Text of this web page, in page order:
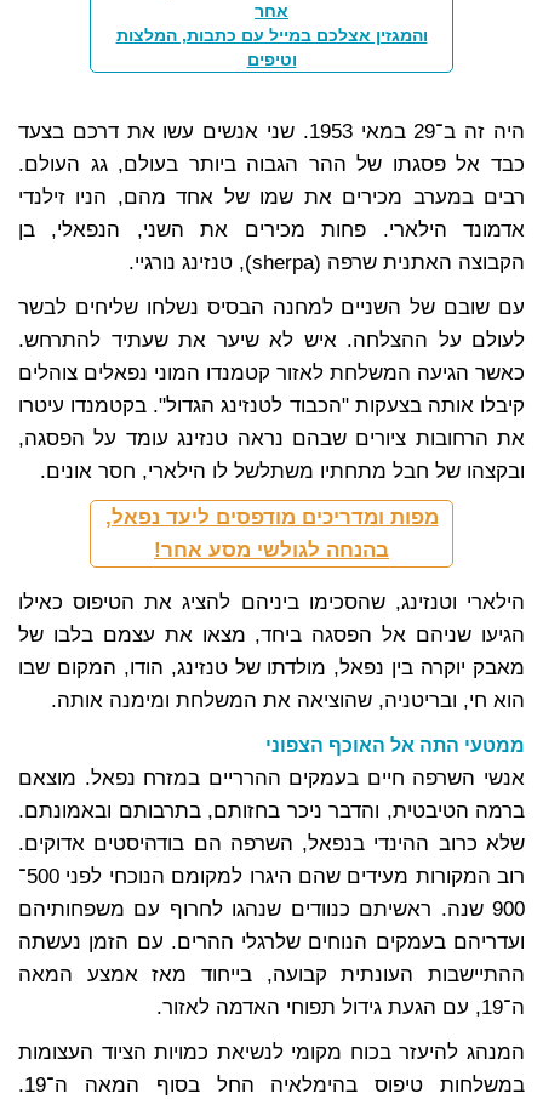
אחר
והמגזין אצלכם במייל עם כתבות, המלצות
וטיפים
היה זה ב־29 במאי 1953. שני אנשים עשו את דרכם בצעד
כבד אל פסגתו של ההר הגבוה ביותר בעולם, גג העולם.
רבים במערב מכירים את שמו של אחד מהם, הניו זילנדי
אדמונד הילארי. פחות מכירים את השני, הנפאלי, בן
הקבוצה האתנית שרפה (sherpa), טנזינג נורגיי.
עם שובם של השניים למחנה הבסיס נשלחו שליחים לבשר
לעולם על ההצלחה. איש לא שיער את שעתיד להתרחש.
כאשר הגיעה המשלחת לאזור קטמנדו המוני נפאלים צוהלים
קיבלו אותה בצעקות "הכבוד לטנזינג הגדול". בקטמנדו עיטרו
את הרחובות ציורים שבהם נראה טנזינג עומד על הפסגה,
ובקצהו של חבל מתחתיו משתלשל לו הילארי, חסר אונים.
מפות ומדריכים מודפסים ליעד נפאל,
בהנחה לגולשי מסע אחר!
הילארי וטנזינג, שהסכימו ביניהם להציג את הטיפוס כאילו
הגיעו שניהם אל הפסגה ביחד, מצאו את עצמם בלבו של
מאבק יוקרה בין נפאל, מולדתו של טנזינג, הודו, המקום שבו
הוא חי, ובריטניה, שהוציאה את המשלחת ומימנה אותה.
ממטעי התה אל האוכף הצפוני
אנשי השרפה חיים בעמקים ההרריים במזרח נפאל. מוצאם
ברמה הטיבטית, והדבר ניכר בחזותם, בתרבותם ובאמונתם.
שלא כרוב ההינדי בנפאל, השרפה הם בודהיסטים אדוקים.
רוב המקורות מעידים שהם היגרו למקומם הנוכחי לפני 500־
900 שנה. ראשיתם כנוודים שנהגו לחרוף עם משפחותיהם
ועדריהם בעמקים הנוחים שלרגלי ההרים. עם הזמן נעשתה
ההתיישבות העונתית קבועה, בייחוד מאז אמצע המאה
ה־19, עם הגעת גידול תפוחי האדמה לאזור.
המנהג להיעזר בכוח מקומי לנשיאת כמויות הציוד העצומות
במשלחות טיפוס בהימלאיה החל בסוף המאה ה־19.